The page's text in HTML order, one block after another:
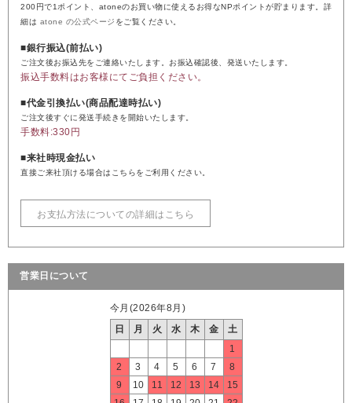
200円で1ポイント、atoneのお買い物に使えるお得なNPポイントが貯まります。詳
細は atone の公式ページ をご覧ください。
■銀行振込(前払い)
ご注文後お振込先をご連絡いたします。お振込確認後、発送いたします。
振込手数料はお客様にてご負担ください。
■代金引換払い(商品配達時払い)
ご注文後すぐに発送手続きを開始いたします。
手数料:330円
■来社時現金払い
直接ご来社頂ける場合はこちらをご利用ください。
お支払方法についての詳細はこちら
営業日について
今月(2026年8月)
日
月 火 水 木 金
土
1
2
3 4 5 6 7
8
9
10 11 12 13 14
15